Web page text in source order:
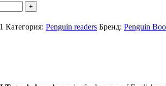
Категория: Penguin readers Бренд: Penguin